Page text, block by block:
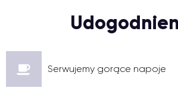
Serwujemy gorące napoje